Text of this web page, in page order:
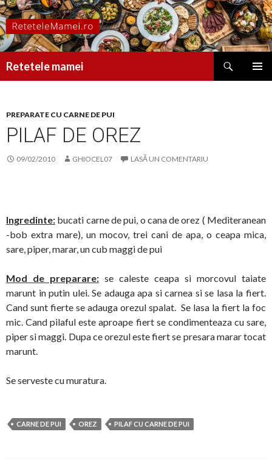
Retetele mamei
PREPARATE CU CARNE DE PUI
PILAF DE OREZ
09/02/2010 GHIOCEL07 LASĂ UN COMENTARIU
Ingredinte: bucati carne de pui, o cana de orez ( Mediteranean
-bob extra mare), un mocov, trei cani de apa, o ceapa mica,
sare, piper, marar, un cub maggi de pui
Mod de preparare: se caleste ceapa si morcovul taiate
marunt in putin ulei. Se adauga apa si carnea si se lasa la fiert.
Cand sunt fierte se adauga orezul spalat. Se lasa la fiert la foc
mic. Cand pilaful este aproape fiert se condimenteaza cu sare,
piper si maggi. Dupa ce orezul este fiert se presara marar tocat
marunt.
Se serveste cu muratura.
CARNE DE PUI OREZ PILAF CU CARNE DE PUI